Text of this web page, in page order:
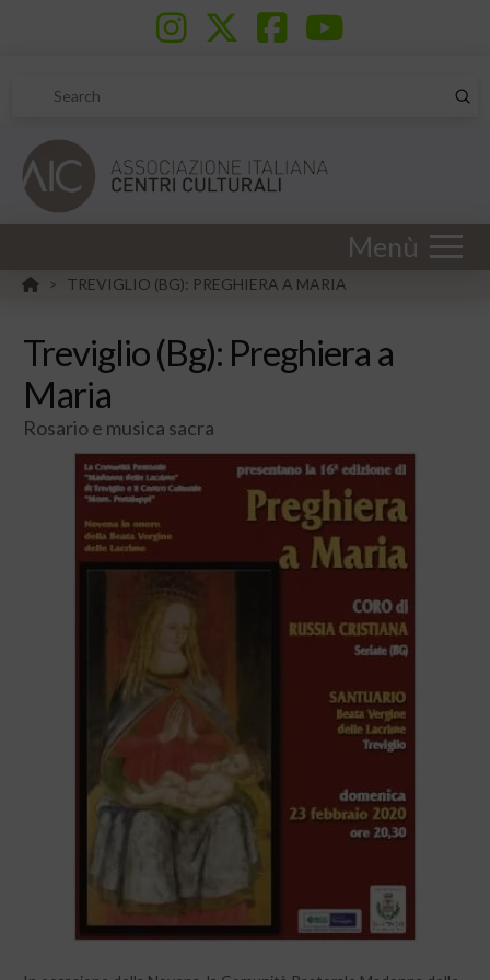
Search
Menù
HOME
> TREVIGLIO (BG): PREGHIERA A MARIA
Treviglio (Bg): Preghiera a
Maria
Rosario e musica sacra